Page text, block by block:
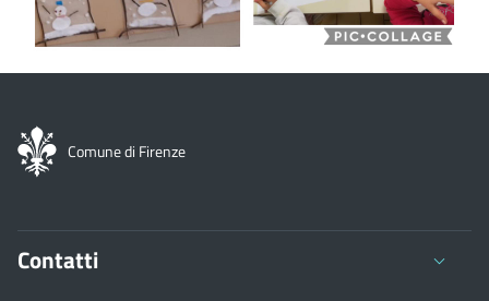
Comune di Firenze
Contatti